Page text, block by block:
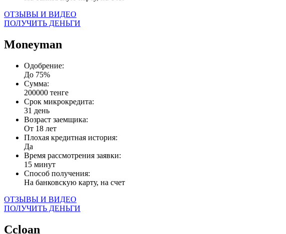
ОТЗЫВЫ И ВИДЕО
ПОЛУЧИТЬ ДЕНЬГИ
Moneyman
Одобрение:
До 75%
Сумма:
200000 тенге
Срок микрокредита:
31 день
Возраст заемщика:
От 18 лет
Плохая кредитная история:
Да
Время рассмотрения заявки:
15 минут
Способ получения:
На банковскую карту, на счет
ОТЗЫВЫ И ВИДЕО
ПОЛУЧИТЬ ДЕНЬГИ
Ccloan